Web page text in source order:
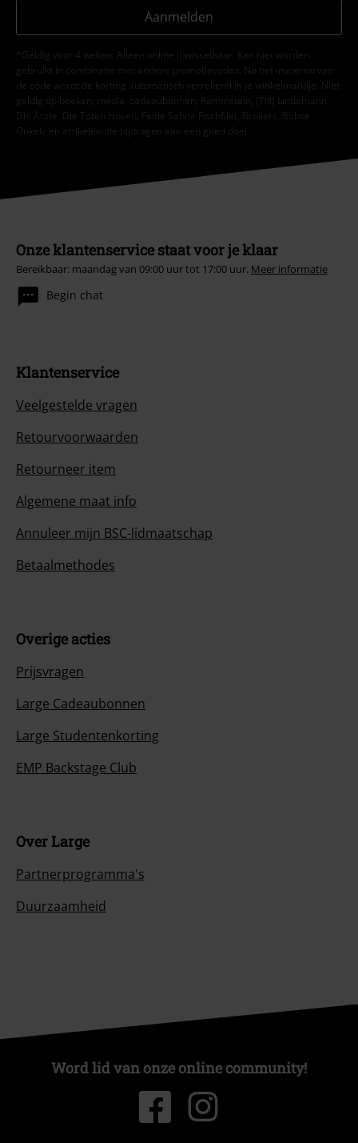
Aanmelden
*Geldig voor 4 weken. Alleen online inwisselbaar. Kan niet worden
gebruikt in combinatie met andere promotiecodes. Na het invoeren van
de code wordt de korting automatisch verrekend in je winkelmandje. Niet
geldig op boeken, media, cadeaubonnen, Rammstein, (Till) Lindemann,
Die Ärzte, Die Toten Hosen, Feine Sahne Fischfilet, Broilers, Böhse
Onkelz en artikelen die bijdragen aan een goed doel.
Onze klantenservice staat voor je klaar
Bereikbaar: maandag van 09:00 uur tot 17:00 uur. Meer informatie
Begin chat
Klantenservice
Veelgestelde vragen
Retourvoorwaarden
Retourneer item
Algemene maat info
Annuleer mijn BSC-lidmaatschap
Betaalmethodes
Overige acties
Prijsvragen
Large Cadeaubonnen
Large Studentenkorting
EMP Backstage Club
Over Large
Partnerprogramma's
Duurzaamheid
Word lid van onze online community!